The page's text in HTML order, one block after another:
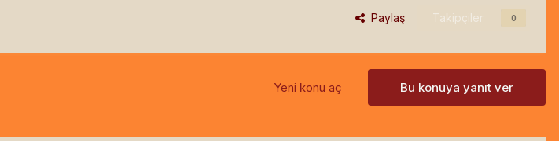
Paylaş Takipçiler 0
Bu konuya yanıt ver
Yeni konu aç